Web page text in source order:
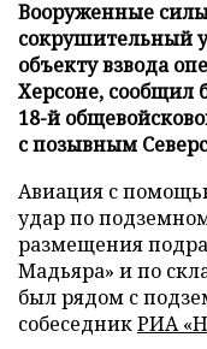
Вооруженные
сокрушительный
объекту взвода
Херсоне, сообщил
18-й
с позывным
Авиация с
удар по
размещения
Мадьяра» и по
был рядом с
собеседникРИА